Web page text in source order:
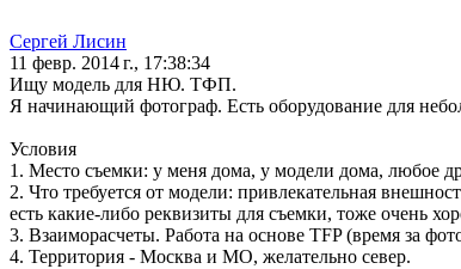
Сергей Лисин
11 февр. 2014 г., 17:38:34
Ищу модель для НЮ. ТФП.
Я начинающий фотограф. Есть оборудование для
Условия
1. Место съемки: у меня дома, у модели дома, любое
2. Что требуется от модели: привлекательная
есть какие-либо реквизиты для съемки, тоже очень
3. Взаиморасчеты. Работа на основе TFP (время за
4. Территория - Москва и МО, желательно север.